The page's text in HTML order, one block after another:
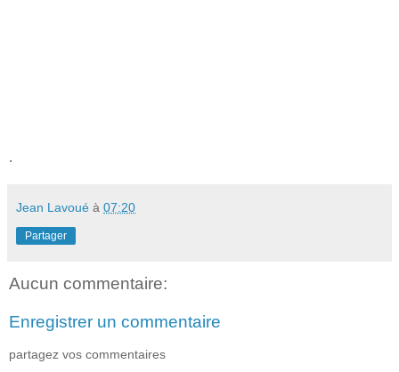
.
Jean Lavoué à 07:20
Partager
Aucun commentaire:
Enregistrer un commentaire
partagez vos commentaires